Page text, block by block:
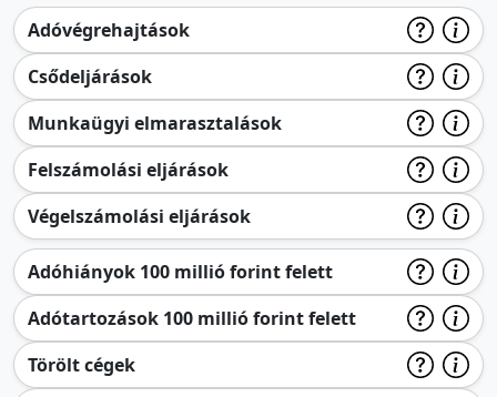
Adóvégrehajtások
Csődeljárások
Munkaügyi elmarasztalások
Felszámolási eljárások
Végelszámolási eljárások
Adóhiányok 100 millió forint felett
Adótartozások 100 millió forint felett
Törölt cégek